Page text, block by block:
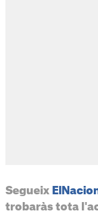
Segueix
trobaràs tota